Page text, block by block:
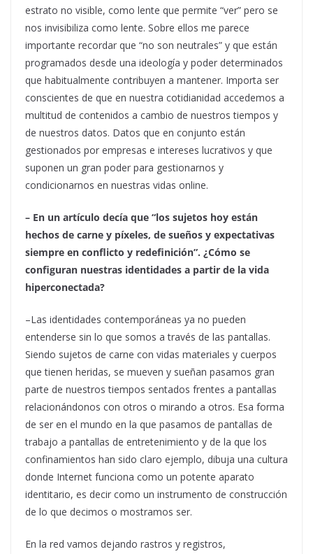
estrato no visible, como lente que permite “ver” pero se
nos invisibiliza como lente. Sobre ellos me parece
importante recordar que “no son neutrales” y que están
programados desde una ideología y poder determinados
que habitualmente contribuyen a mantener. Importa ser
conscientes de que en nuestra cotidianidad accedemos a
multitud de contenidos a cambio de nuestros tiempos y
de nuestros datos. Datos que en conjunto están
gestionados por empresas e intereses lucrativos y que
suponen un gran poder para gestionarnos y
condicionarnos en nuestras vidas online.
– En un artículo decía que “los sujetos hoy están
hechos de carne y píxeles, de sueños y expectativas
siempre en conflicto y redefinición”. ¿Cómo se
configuran nuestras identidades a partir de la vida
hiperconectada?
–Las identidades contemporáneas ya no pueden
entenderse sin lo que somos a través de las pantallas.
Siendo sujetos de carne con vidas materiales y cuerpos
que tienen heridas, se mueven y sueñan pasamos gran
parte de nuestros tiempos sentados frentes a pantallas
relacionándonos con otros o mirando a otros. Esa forma
de ser en el mundo en la que pasamos de pantallas de
trabajo a pantallas de entretenimiento y de la que los
confinamientos han sido claro ejemplo, dibuja una cultura
donde Internet funciona como un potente aparato
identitario, es decir como un instrumento de construcción
de lo que decimos o mostramos ser.
En la red vamos dejando rastros y registros,